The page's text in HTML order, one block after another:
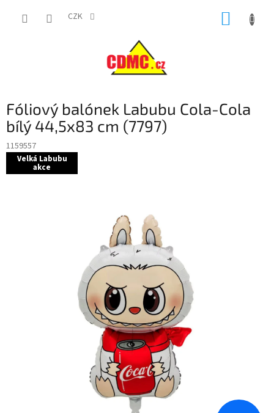
CZK
Fóliový balónek Labubu Cola-Cola
bílý 44,5x83 cm (7797)
1159557
Velká Labubu
akce